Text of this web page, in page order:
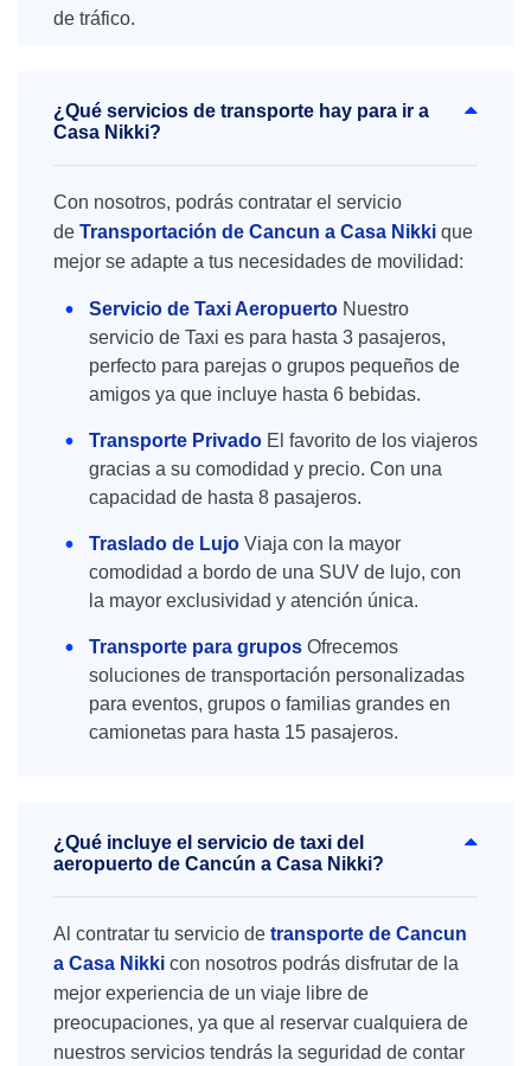
de tráfico.
¿Qué servicios de transporte hay para ir a
Casa Nikki?
Con nosotros, podrás contratar el servicio
de Transportación de Cancun a Casa Nikki que
mejor se adapte a tus necesidades de movilidad:
Servicio de Taxi Aeropuerto Nuestro
servicio de Taxi es para hasta 3 pasajeros,
perfecto para parejas o grupos pequeños de
amigos ya que incluye hasta 6 bebidas.
Transporte Privado El favorito de los viajeros
gracias a su comodidad y precio. Con una
capacidad de hasta 8 pasajeros.
Traslado de Lujo Viaja con la mayor
comodidad a bordo de una SUV de lujo, con
la mayor exclusividad y atención única.
Transporte para grupos Ofrecemos
soluciones de transportación personalizadas
para eventos, grupos o familias grandes en
camionetas para hasta 15 pasajeros.
¿Qué incluye el servicio de taxi del
aeropuerto de Cancún a Casa Nikki?
Al contratar tu servicio de transporte de Cancun
a Casa Nikki con nosotros podrás disfrutar de la
mejor experiencia de un viaje libre de
preocupaciones, ya que al reservar cualquiera de
nuestros servicios tendrás la seguridad de contar